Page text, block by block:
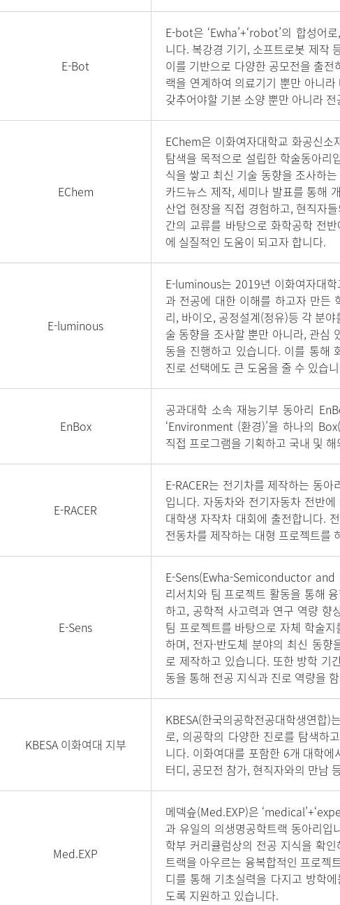
E-Bot
E-bot은 ‘Ewha’+‘robot’의 합성어
니다. 복강경 기기, 소프트로봇 제작
이를 기반으로 다양한 공모전을 출
랙을 연계하여 의료기기 뿐만 아니
갖추어야할 기본 소양 뿐만 아니라
EChem
EChem은 이화여자대학교 화공신
탐색을 목적으로 설립한 학술동아리
식을 쌓고 최신 기술 동향을 조사하
카드뉴스 제작, 세미나 발표를 통해
산업 현장을 직접 경험하고, 현직자
간의 교류를 바탕으로 화학공학 전
에 실질적인 도움이 되고자 합니다.
E-luminous
E-luminous는 2019년 이화여자대
과 전공에 대한 이해를 하고자 만든
리, 바이오, 공정설계(정유)등 각 분
술 동향을 조사할 뿐만 아니라, 관심
동을 진행하고 있습니다. 이를 통해
진로 선택에도 큰 도움을 줄 수 있습
EnBox
공과대학 소속 재능기부 동아리
‘Environment (환경)’을 하나의
직접 프로그램을 기획하고 국내 및
E-RACER
E-RACER는 전기차를 제작하는 동
입니다. 자동차와 전기자동차 전반
대학생 자작차 대회에 출전합니다.
전동차를 제작하는 대형 프로젝트를
E-Sens
E-Sens(Ewha-Semiconductor
리서치와 팀 프로젝트 활동을 통해
하고, 공학적 사고력과 연구 역량 향
팀 프로젝트를 바탕으로 자체 학술
하며, 전자·반도체 분야의 최신 동
로 제작하고 있습니다. 또한 방학 기
동을 통해 전공 지식과 진로 역량을
KBESA 이화여대 지부
KBESA(한국의공학전공대학생연합)
로, 의공학의 다양한 진로를 탐색하
니다. 이화여대를 포함한 6개 대학
터디, 공모전 참가, 현직자와의 만남
Med.EXP
메덱슾(Med.EXP)은
과 유일의 의생명공학트랙 동아리
학부 커리큘럼상의 전공 지식을 확
트랙을 아우르는 융복합적인 프로젝
디를 통해 기초실력을 다지고 방학
도록 지원하고 있습니다.